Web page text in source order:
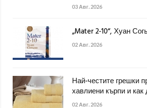
03 Авг. 2026
„Mater 2-10“, Хуан
02 Авг. 2026
Най-честите грешки
хавлиени кърпи и как
02 Авг. 2026